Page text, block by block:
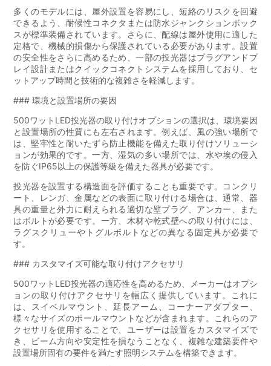
多くのモデルには、屋外設置を容易にし、短絡のリスクを回避
できるよう、耐候性コネクタまたは防水ジャンクションボック
スが標準装備されています。さらに、配線は屋外使用に適した
定格で、機械的損傷から保護されている必要があります。設置
の安全性をさらに高めるため、一部の投光器はプラグアンドプ
レイ設計またはクイックコネクトシステムを採用しており、セ
ットアップ時間と技術的な複雑さを軽減します。
### 環境と設置場所の要因
500ワットLED投光器の取り付けオプションの選択は、環境要因
と設置場所の性質にも左右されます。例えば、風の強い場所で
は、堅牢性と耐いたずら防止機能を備えた取り付けソリューシ
ョンが効果的です。一方、湿気の多い場所では、水や埃の侵入
を防ぐIP65以上の保護等級を備えた器具が必要です。
投光器を設置する構造面を評価することも重要です。コンクリ
ート、レンガ、金属などの表面に取り付ける場合は、通常、器
具の重量と外力に耐えられる適切な壁プラグ、アンカー、また
はボルトが必要です。一方、木材や乾式壁への取り付けには、
ラグスクリューやトグルボルトなどの異なる固定具が必要で
す。
### カスタマイズ可能な取り付けアクセサリ
500ワットLED投光器の適応性を高めるため、メーカーはオプシ
ョンの取り付けアクセサリを幅広く提供しています。これに
は、スイベルマウント、延長アーム、コーナーアダプター、
様々なサイズのポールマウントなどが含まれます。これらのア
クセサリを使用することで、ユーザーは設置をカスタマイズで
き、ビーム方向や安定性を損なうことなく、複雑な建築要件や
設置場所固有の要件を満たす照明システムを構築できます。